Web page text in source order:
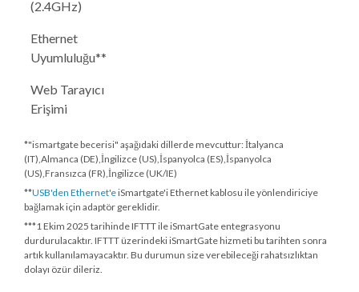
(2.4GHz)
Ethernet
Uyumluluğu**
Web Tarayıcı
Erişimi
*"ismartgate becerisi" aşağıdaki dillerde mevcuttur: İtalyanca
(IT),Almanca (DE),İngilizce (US),İspanyolca (ES),İspanyolca
(US),Fransızca (FR),İngilizce (UK/IE)
**USB'den Ethernet'eiSmartgate'i Ethernet kablosu ile yönlendiriciye
bağlamak için adaptör gereklidir.
***1 Ekim 2025 tarihindeIFTTT ile iSmartGate entegrasyonu
durdurulacaktır. IFTTT üzerindeki iSmartGate hizmeti bu tarihten sonra
artık kullanılamayacaktır. Bu durumun size verebileceği rahatsızlıktan
dolayı özür dileriz.